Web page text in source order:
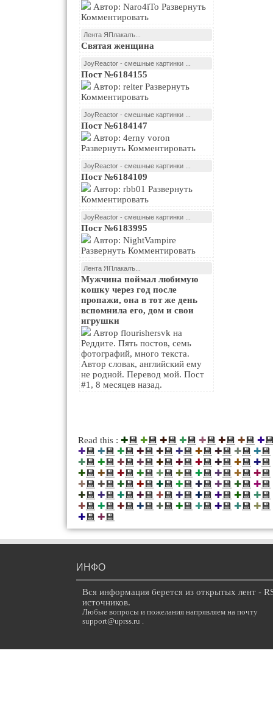
Комментировать
Лента ЯПлакалъ...
Святая женщина
JoyReactor - смешные картинки ...
Пост №6184155
Комментировать
JoyReactor - смешные картинки ...
Пост №6184147
Развернуть Комментировать
JoyReactor - смешные картинки ...
Пост №6184109
Комментировать
JoyReactor - смешные картинки ...
Пост №6183995
Развернуть Комментировать
Лента ЯПлакалъ...
Мужчина поймал любимую
кошку через год после
пропажи, она в тот же день
вспомнила его, дом и свои
игрушки
Реддите. Пять постов, семь
фотографий, много текста.
Автор словак, английский ему
не родной. Перевод мой. Пост
#1, 8 месяцев назад.
Read this : ✚💾 ✚💾 ✚💾 ✚💾 ✚💾 ✚💾 ✚💾 ✚
✚💾 ✚💾 ✚💾 ✚💾 ✚💾 ✚💾 ✚💾 ✚💾 ✚💾 ✚💾
✚💾 ✚💾 ✚💾 ✚💾 ✚💾 ✚💾 ✚💾 ✚💾 ✚💾 ✚💾
✚💾 ✚💾 ✚💾 ✚💾 ✚💾 ✚💾 ✚💾 ✚💾 ✚💾 ✚💾
✚💾 ✚💾 ✚💾 ✚💾 ✚💾 ✚💾 ✚💾 ✚💾 ✚💾 ✚💾
✚💾 ✚💾 ✚💾 ✚💾 ✚💾 ✚💾 ✚💾 ✚💾 ✚💾 ✚💾
✚💾 ✚💾 ✚💾 ✚💾 ✚💾 ✚💾 ✚💾 ✚💾 ✚💾 ✚💾
✚💾 ✚💾
ИНФО
Вся информация берется из открытых лент -
источников.
Любые вопросы и пожелания напрявляем на почту
support@uprss.ru .